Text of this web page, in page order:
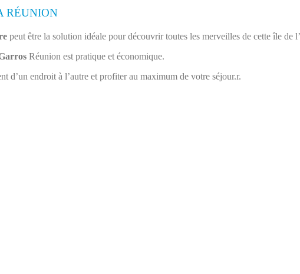
RÉUNION
peut être la solution idéale pour découvrir toutes les merveilles de cette île de
Réunion est pratique et économique.
d’un endroit à l’autre et profiter au maximum de votre séjour.r.